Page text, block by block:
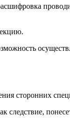
сторонних
следствие,